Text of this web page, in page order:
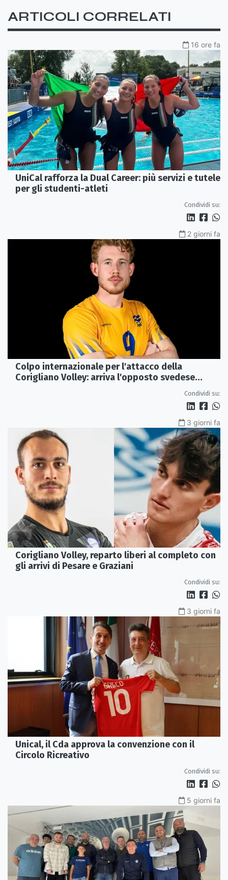
ARTICOLI CORRELATI
16 ore fa
UniCal rafforza la Dual Career: più servizi e tutele
per gli studenti-atleti
Condividi su:
2 giorni fa
Colpo internazionale per l'attacco della
Corigliano Volley: arriva l'opposto svedese
Condividi su:
3 giorni fa
Corigliano Volley, reparto liberi al completo con
gli arrivi di Pesare e Graziani
Condividi su:
3 giorni fa
Unical, il Cda approva la convenzione con il
Circolo Ricreativo
Condividi su:
5 giorni fa